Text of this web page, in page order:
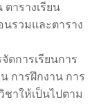
ารางเรียน
นรวมและตาราง
ดการเรียนการ
การฝึกงาน การ
ชาให้เป็นไปตาม